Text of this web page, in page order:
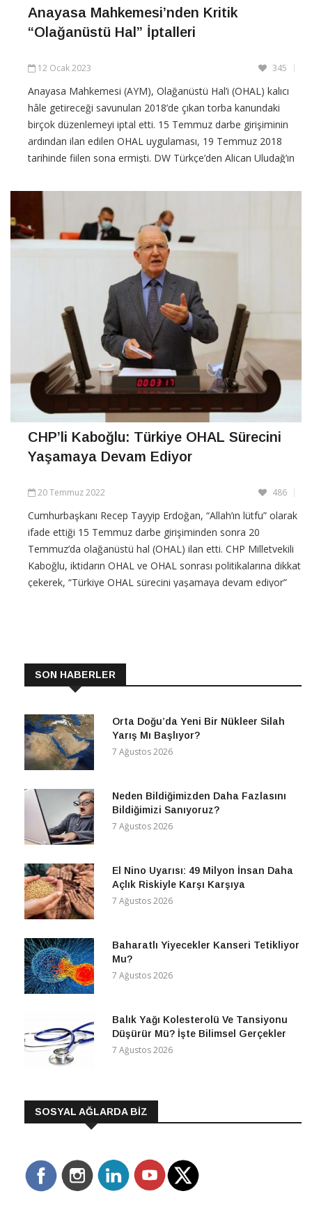
Anayasa Mahkemesi’nden Kritik
“Olağanüstü Hal” İptalleri
12 Ocak 2023 345
Anayasa Mahkemesi (AYM), Olağanüstü Hal’i (OHAL) kalıcı
hâle getireceği savunulan 2018’de çıkan torba kanundaki
birçok düzenlemeyi iptal etti. 15 Temmuz darbe girişiminin
ardından ilan edilen OHAL uygulaması, 19 Temmuz 2018
tarihinde fiilen sona ermişti. DW Türkçe’den Alican Uludağ’ın
CONTINUE READING
CHP’li Kaboğlu: Türkiye OHAL Sürecini
Yaşamaya Devam Ediyor
20 Temmuz 2022 486
Cumhurbaşkanı Recep Tayyip Erdoğan, “Allah’ın lütfu” olarak
ifade ettiği 15 Temmuz darbe girişiminden sonra 20
Temmuz’da olağanüstü hal (OHAL) ilan etti. CHP Milletvekili
Kaboğlu, iktidarın OHAL ve OHAL sonrası politikalarına dikkat
çekerek, “Türkiye OHAL sürecini yaşamaya devam ediyor”
SON HABERLER
Orta Doğu’da Yeni Bir Nükleer Silah
Yarış Mı Başlıyor?
7 Ağustos 2026
Neden Bildiğimizden Daha Fazlasını
Bildiğimizi Sanıyoruz?
7 Ağustos 2026
El Nino Uyarısı: 49 Milyon İnsan Daha
Açlık Riskiyle Karşı Karşıya
7 Ağustos 2026
Baharatlı Yiyecekler Kanseri Tetikliyor
Mu?
7 Ağustos 2026
Balık Yağı Kolesterolü Ve Tansiyonu
Düşürür Mü? İşte Bilimsel Gerçekler
7 Ağustos 2026
SOSYAL AĞLARDA BİZ